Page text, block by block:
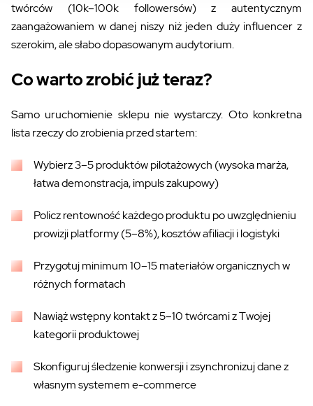
twórców (10k–100k followersów) z autentycznym
zaangażowaniem w danej niszy niż jeden duży influencer z
szerokim, ale słabo dopasowanym audytorium.
Co warto zrobić już teraz?
Samo uruchomienie sklepu nie wystarczy. Oto konkretna
lista rzeczy do zrobienia przed startem:
Wybierz 3–5 produktów pilotażowych (wysoka marża,
łatwa demonstracja, impuls zakupowy)
Policz rentowność każdego produktu po uwzględnieniu
prowizji platformy (5–8%), kosztów afiliacji i logistyki
Przygotuj minimum 10–15 materiałów organicznych w
różnych formatach
Nawiąż wstępny kontakt z 5–10 twórcami z Twojej
kategorii produktowej
Skonfiguruj śledzenie konwersji i zsynchronizuj dane z
własnym systemem e-commerce